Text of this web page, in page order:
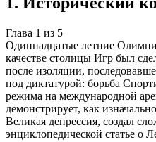
Глава 1 из 5
Одиннадцатые летние
качестве столицы Игр был
после изоляции,
под диктатурой: борьба
режима на международной
демонстрирует, как
Великая депрессия, создал
энциклопедической статье о